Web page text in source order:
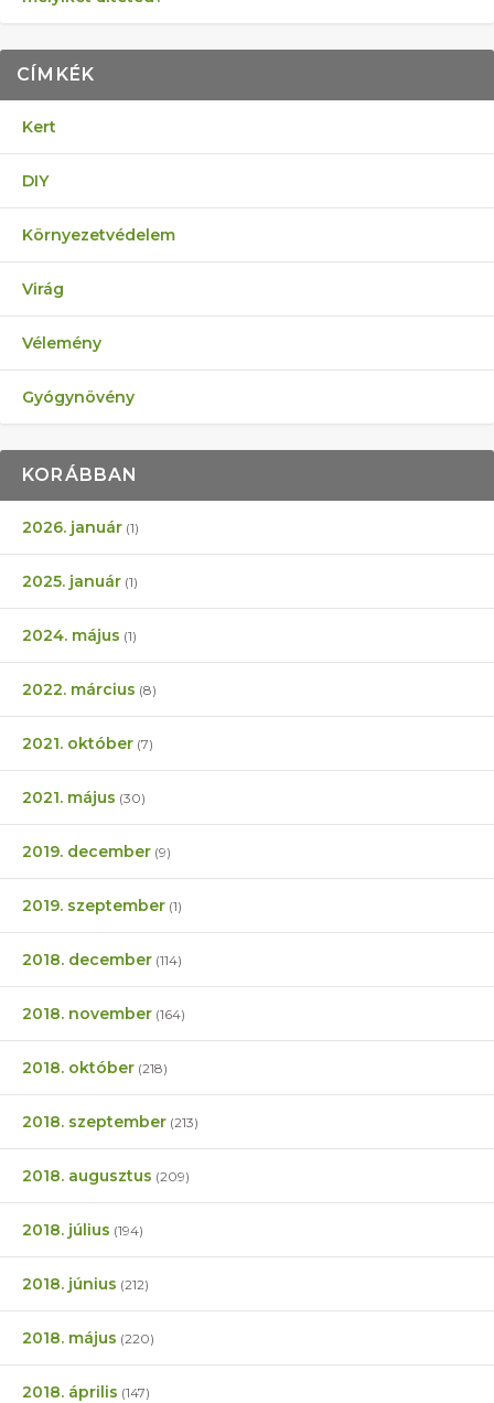
CÍMKÉK
Kert
DIY
Környezetvédelem
Virág
Vélemény
Gyógynövény
KORÁBBAN
2026. január (1)
2025. január (1)
2024. május (1)
2022. március (8)
2021. október (7)
2021. május (30)
2019. december (9)
2019. szeptember (1)
2018. december (114)
2018. november (164)
2018. október (218)
2018. szeptember (213)
2018. augusztus (209)
2018. július (194)
2018. június (212)
2018. május (220)
2018. április (147)